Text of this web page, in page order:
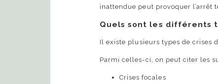
inattendue peut provoquer l’arrêt
Quels sont les différents
Il existe plusieurs types de crises
Parmi celles-ci, on peut citer les
Crises focales